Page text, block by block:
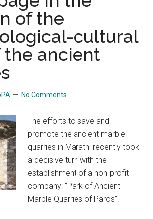
of the
cultural
the ancient
No Comments
The efforts to save and
promote the ancient marble
quarries in Marathi recently took
a decisive turn with the
establishment of a non-profit
company: “Park of Ancient
Marble Quarries of Paros”.